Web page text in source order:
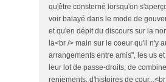
qu'être consterné lorsqu'on
voir balayé dans le mode de
et qu'en dépit du discours sur la
la<br /> main sur le coeur qu'il n'y
arrangements entre amis", les us
leur lot de passe-droits, de
reniements, d'histoires de